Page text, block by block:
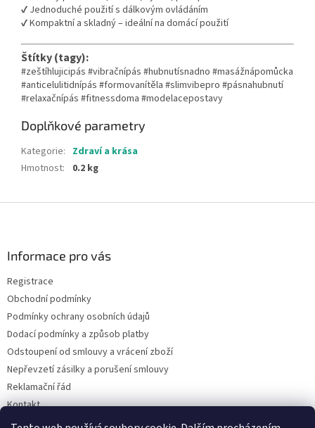
✔ Jednoduché použití s dálkovým ovládáním
✔ Kompaktní a skladný – ideální na domácí použití
Štítky (tagy):
#zeštíhlujicipás #vibračnípás #hubnutísnadno #masážnápomůcka
#anticelulitidnípás #formovanítěla #slimvibepro #pásnahubnutí
#relaxačnípás #fitnessdoma #modelacepostavy
Doplňkové parametry
Kategorie: Zdraví a krása
Hmotnost: 0.2 kg
Informace pro vás
Registrace
Obchodní podmínky
Podmínky ochrany osobních údajů
Dodací podmínky a způsob platby
Odstoupení od smlouvy a vrácení zboží
Nepřevzetí zásilky a porušení smlouvy
Reklamační řád
Kontakt
Napište nám